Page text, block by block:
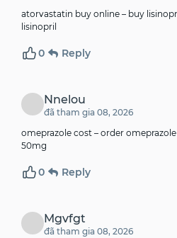
atorvastatin buy online – buy
lisinopril
0 Reply
Nnelou
đã tham gia 08, 2026
omeprazole cost – order omeprazole
50mg
0 Reply
Mgvfgt
đã tham gia 08, 2026